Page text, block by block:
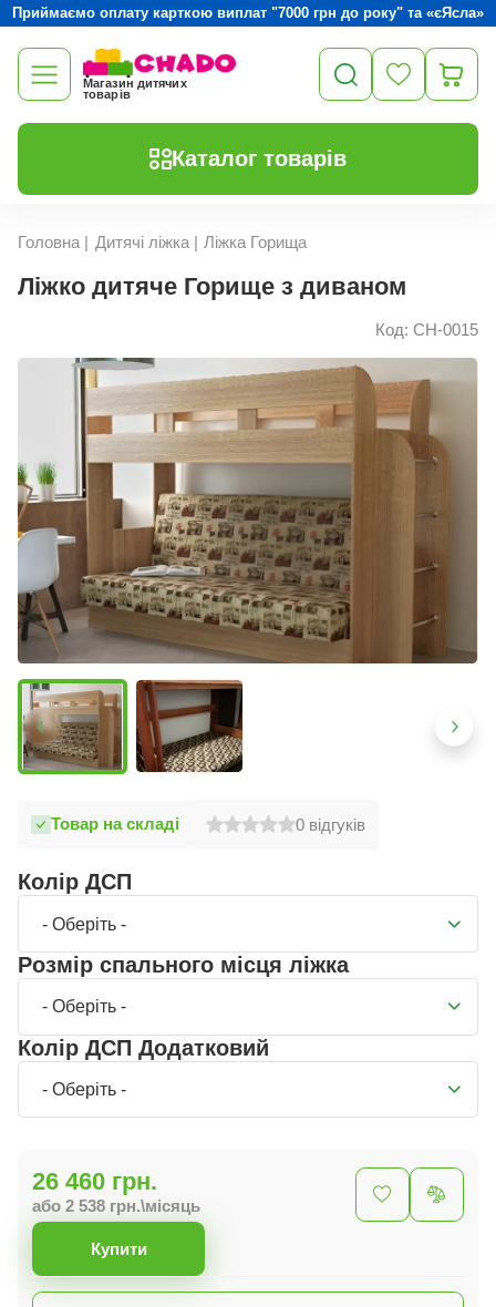
Приймаємо оплату карткою виплат "7000 грн до року" та «єЯсла»
Магазин дитячих
товарів
Каталог товарів
Головна | Дитячі ліжка| Ліжка Горища
Ліжко дитяче Горище з диваном
Код: CH-0015
Товар на складі 0 відгуків
Колір ДСП
- Оберіть -
Розмір спального місця ліжка
- Оберіть -
Колір ДСП Додатковий
- Оберіть -
26 460 грн.
або 2 538 грн.\місяць
Купити